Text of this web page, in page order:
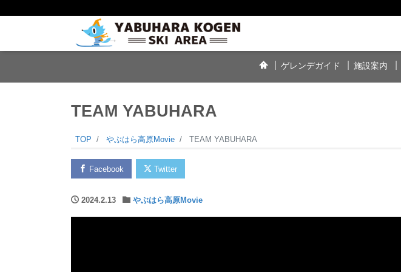
ゲレンデガイド 施設案内
TEAM YABUHARA
TOP やぶはら高原Movie TEAM YABUHARA
Facebook Twitter
2024.2.13 やぶはら高原Movie